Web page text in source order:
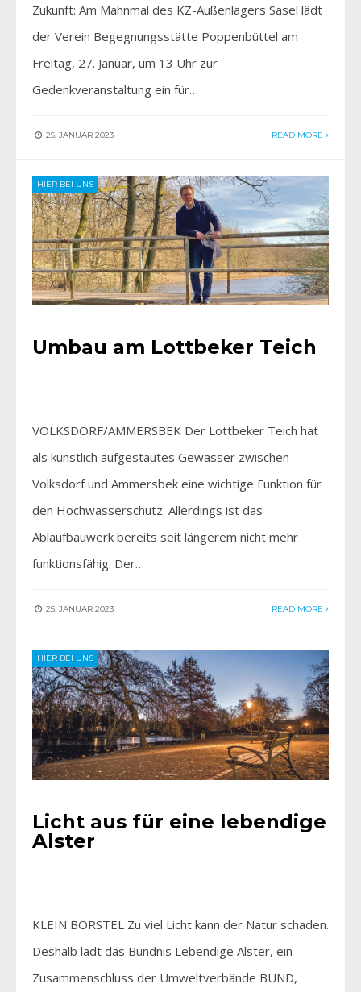
Zukunft: Am Mahnmal des KZ-Außenlagers Sasel lädt
der Verein Begegnungsstätte Poppenbüttel am
Freitag, 27. Januar, um 13 Uhr zur
Gedenkveranstaltung ein für…
25. JANUAR 2023 READ MORE
HIER BEI UNS
Umbau am Lottbeker Teich
VOLKSDORF/AMMERSBEK Der Lottbeker Teich hat
als künstlich aufgestautes Gewässer zwischen
Volksdorf und Ammersbek eine wichtige Funktion für
den Hochwasserschutz. Allerdings ist das
Ablaufbauwerk bereits seit längerem nicht mehr
funktionsfähig. Der…
25. JANUAR 2023 READ MORE
HIER BEI UNS
Licht aus für eine lebendige
Alster
KLEIN BORSTEL Zu viel Licht kann der Natur schaden.
Deshalb lädt das Bündnis Lebendige Alster, ein
Zusammenschluss der Umweltverbände BUND,